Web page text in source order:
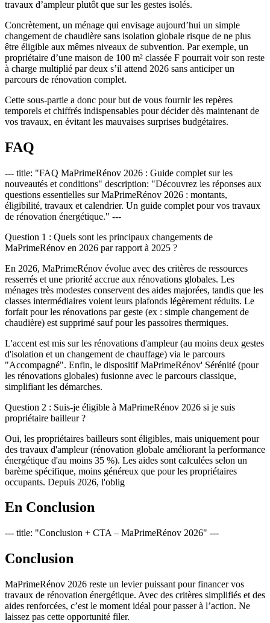
travaux d’ampleur plutôt que sur les gestes isolés.
Concrètement, un ménage qui envisage aujourd’hui un simple
changement de chaudière sans isolation globale risque de ne plus
être éligible aux mêmes niveaux de subvention. Par exemple, un
propriétaire d’une maison de 100 m² classée F pourrait voir son reste
à charge multiplié par deux s’il attend 2026 sans anticiper un
parcours de rénovation complet.
Cette sous-partie a donc pour but de vous fournir les repères
temporels et chiffrés indispensables pour décider dès maintenant de
vos travaux, en évitant les mauvaises surprises budgétaires.
FAQ
--- title: "FAQ MaPrimeRénov 2026 : Guide complet sur les
nouveautés et conditions" description: "Découvrez les réponses aux
questions essentielles sur MaPrimeRénov 2026 : montants,
éligibilité, travaux et calendrier. Un guide complet pour vos travaux
de rénovation énergétique." ---
Question 1 : Quels sont les principaux changements de
MaPrimeRénov en 2026 par rapport à 2025 ?
En 2026, MaPrimeRénov évolue avec des critères de ressources
resserrés et une priorité accrue aux rénovations globales. Les
ménages très modestes conservent des aides majorées, tandis que les
classes intermédiaires voient leurs plafonds légèrement réduits. Le
forfait pour les rénovations par geste (ex : simple changement de
chaudière) est supprimé sauf pour les passoires thermiques.
L'accent est mis sur les rénovations d'ampleur (au moins deux gestes
d'isolation et un changement de chauffage) via le parcours
"Accompagné". Enfin, le dispositif MaPrimeRénov' Sérénité (pour
les rénovations globales) fusionne avec le parcours classique,
simplifiant les démarches.
Question 2 : Suis-je éligible à MaPrimeRénov 2026 si je suis
propriétaire bailleur ?
Oui, les propriétaires bailleurs sont éligibles, mais uniquement pour
des travaux d'ampleur (rénovation globale améliorant la performance
énergétique d'au moins 35 %). Les aides sont calculées selon un
barème spécifique, moins généreux que pour les propriétaires
occupants. Depuis 2026, l'oblig
En Conclusion
--- title: "Conclusion + CTA – MaPrimeRénov 2026" ---
Conclusion
MaPrimeRénov 2026 reste un levier puissant pour financer vos
travaux de rénovation énergétique. Avec des critères simplifiés et des
aides renforcées, c’est le moment idéal pour passer à l’action. Ne
laissez pas cette opportunité filer.